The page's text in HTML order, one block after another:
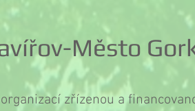
Město
zřízenou a